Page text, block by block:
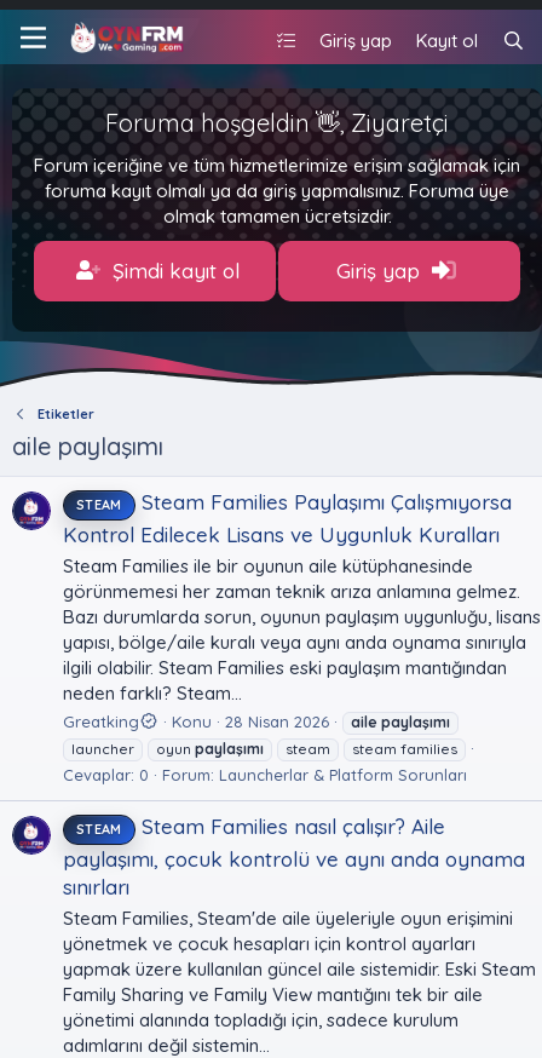
Giriş yap Kayıt ol
Foruma hoşgeldin 👋, Ziyaretçi
Forum içeriğine ve tüm hizmetlerimize erişim sağlamak için
foruma kayıt olmalı ya da giriş yapmalısınız. Foruma üye
olmak tamamen ücretsizdir.
Şimdi kayıt ol Giriş yap
Etiketler
aile paylaşımı
STEAM
Steam Families Paylaşımı Çalışmıyorsa
Kontrol Edilecek Lisans ve Uygunluk Kuralları
Steam Families ile bir oyunun aile kütüphanesinde
görünmemesi her zaman teknik arıza anlamına gelmez.
Bazı durumlarda sorun, oyunun paylaşım uygunluğu, lisans
yapısı, bölge/aile kuralı veya aynı anda oynama sınırıyla
ilgili olabilir. Steam Families eski paylaşım mantığından
neden farklı? Steam...
Greatking Konu 28 Nisan 2026 aile paylaşımı
launcher
oyun paylaşımı steam steam families
Cevaplar: 0 Forum: Launcherlar & Platform Sorunları
STEAM
Steam Families nasıl çalışır? Aile
paylaşımı, çocuk kontrolü ve aynı anda oynama
sınırları
Steam Families, Steam'de aile üyeleriyle oyun erişimini
yönetmek ve çocuk hesapları için kontrol ayarları
yapmak üzere kullanılan güncel aile sistemidir. Eski Steam
Family Sharing ve Family View mantığını tek bir aile
yönetimi alanında topladığı için, sadece kurulum
adımlarını değil sistemin...